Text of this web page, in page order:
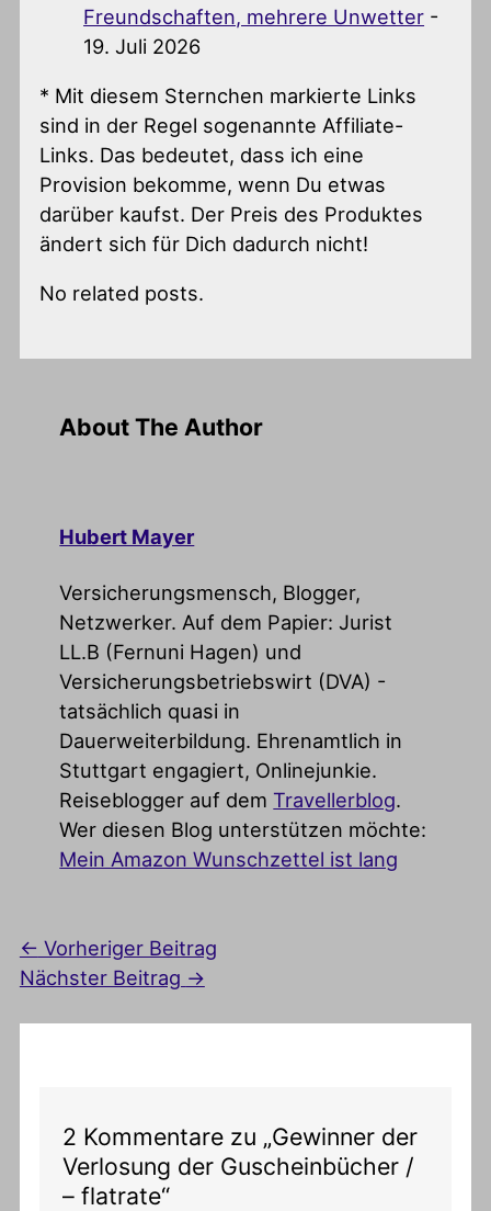
Freundschaften, mehrere Unwetter -
19. Juli 2026
* Mit diesem Sternchen markierte Links
sind in der Regel sogenannte Affiliate-
Links. Das bedeutet, dass ich eine
Provision bekomme, wenn Du etwas
darüber kaufst. Der Preis des Produktes
ändert sich für Dich dadurch nicht!
No related posts.
About The Author
Hubert Mayer
Versicherungsmensch, Blogger,
Netzwerker. Auf dem Papier: Jurist
LL.B (Fernuni Hagen) und
Versicherungsbetriebswirt (DVA) -
tatsächlich quasi in
Dauerweiterbildung. Ehrenamtlich in
Stuttgart engagiert, Onlinejunkie.
Reiseblogger auf dem Travellerblog.
Wer diesen Blog unterstützen möchte:
Mein Amazon Wunschzettel ist lang
← Vorheriger Beitrag
Nächster Beitrag →
2 Kommentare zu „Gewinner der
Verlosung der Guscheinbücher /
– flatrate“